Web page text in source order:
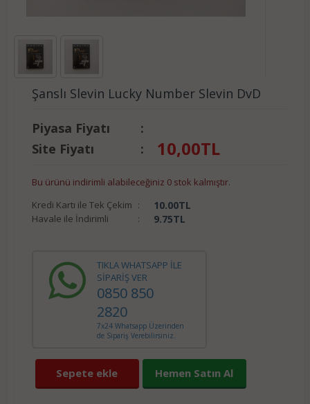
Şanslı Slevin Lucky Number Slevin DvD
Piyasa Fiyatı
:
Site Fiyatı
: 10,00TL
Bu ürünü indirimli alabileceğiniz 0 stok kalmıştır.
Kredi Kartı ile Tek Çekim : 10.00TL
Havale ile İndirimli : 9.75TL
TIKLA WHATSAPP İLE
SİPARİŞ VER
0850 850
2820
7x24 Whatsapp Üzerinden
de Sipariş Verebilirsiniz.
Sepete ekle Hemen Satın Al